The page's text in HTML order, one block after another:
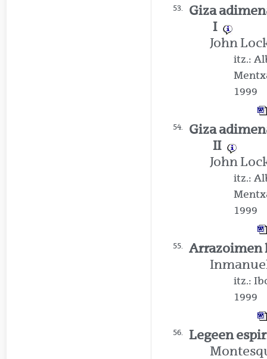
53.
Giza
I
John
itz.:
1999
54.
Giza
II
John
itz.:
1999
55.
Arrazoimen
itz.:
1999
56.
Legeen